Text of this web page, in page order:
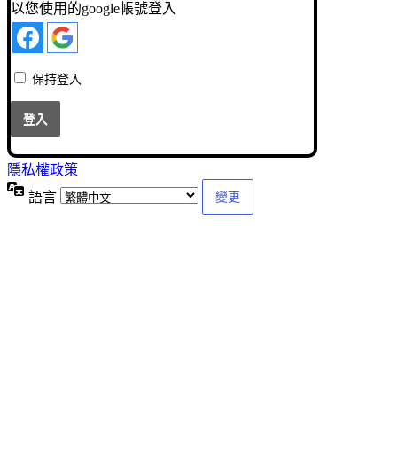
以您使用的google帳號登入
保持登入
隱私權政策
語言